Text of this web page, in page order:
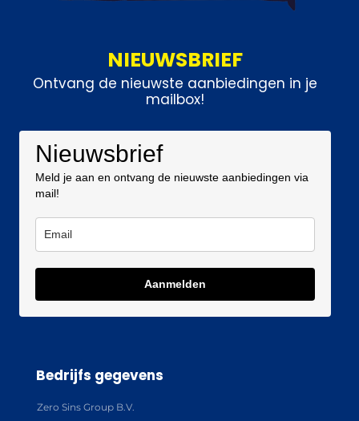
NIEUWSBRIEF
Ontvang de nieuwste aanbiedingen in je
mailbox!
Nieuwsbrief
Meld je aan en ontvang de nieuwste aanbiedingen via
mail!
Aanmelden
Bedrijfs gegevens
Zero Sins Group B.V.